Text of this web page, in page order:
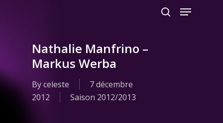
Menu
Nathalie Manfrino –
Markus Werba
Byceleste
7 décembre
2012
Saison 2012/2013